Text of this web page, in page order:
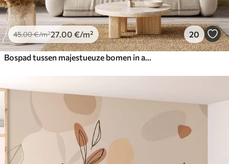
45.00€/m²27 .00 €/m² 20